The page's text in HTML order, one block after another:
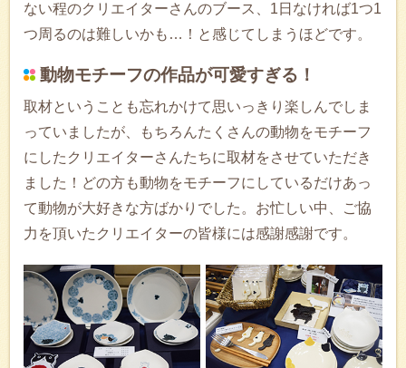
ない程のクリエイターさんのブース、1日なければ1つ1
つ周るのは難しいかも…！と感じてしまうほどです。
動物モチーフの作品が可愛すぎる！
取材ということも忘れかけて思いっきり楽しんでしま
っていましたが、もちろんたくさんの動物をモチーフ
にしたクリエイターさんたちに取材をさせていただき
ました！どの方も動物をモチーフにしているだけあっ
て動物が大好きな方ばかりでした。お忙しい中、ご協
力を頂いたクリエイターの皆様には感謝感謝です。